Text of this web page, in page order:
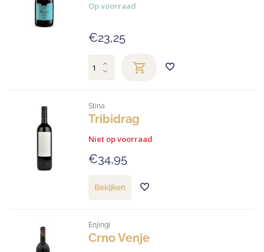
Op voorraad
€23,25
Stina
Tribidrag
Niet op voorraad
€34,95
Bekijken
Enjingi
Crno Venje